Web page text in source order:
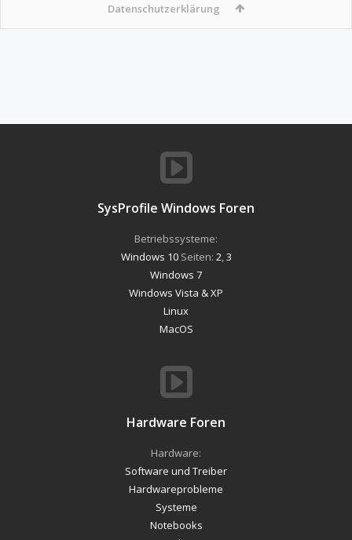
Datenschutzerklärung
SysProfile Windows Foren
Betriebssysteme:
Windows 10Seiten: 2 3
Windows 7
Windows Vista & XP
Linux
MacOS
Hardware Foren
Hardware:
Software und Treiber
Hardwareprobleme
Systeme
Notebooks